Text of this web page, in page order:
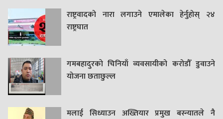
राष्ट्रवादको नारा लगाउने एमालेका हेर्नुहोस् २४
राष्ट्रघात
गमबहादुरकाे चिनियाँ व्यवसायीको करोडौँ डुवाउने
याेजना छताछुल्ल
मलाई सिध्याउन अख्तियार प्रमुख बस्न्यातले नै